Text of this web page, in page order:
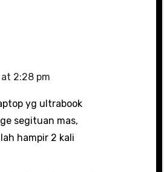
at 2:28 pm
yg ultrabook
segituan mas,
hampir 2 kali